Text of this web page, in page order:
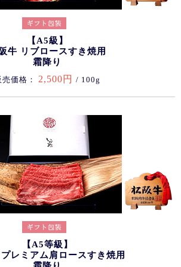
【A5級】
牛 リブロースすき焼用
霜降り
売価格： 2,500円 / 100g
【A5等級】
レミアム肩ロースすき焼用